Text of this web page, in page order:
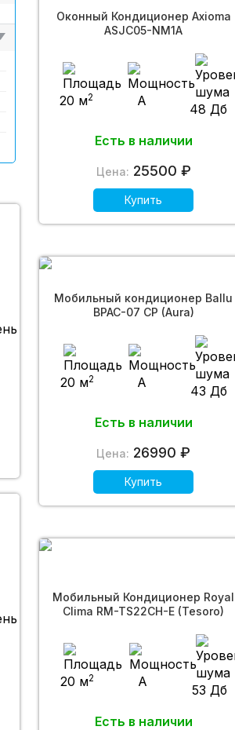
Оконный Кондиционер Axioma
ASJC05-NM1A
20 м2 A
48 Дб
Есть в наличии
Цена: 25500 ₽
Купить
Мобильный кондиционер Ballu
BPAC-07 CP (Aura)
20 м2 A
43 Дб
Есть в наличии
Цена: 26990 ₽
Купить
Мобильный Кондиционер Royal
Clima RM-TS22CH-E (Tesoro)
20 м2 A
53 Дб
Есть в наличии